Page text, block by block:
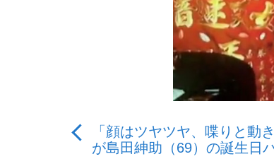
《BTS厳戒トーキョー滞在記》
終戦から81年
観る将棋、読む将棋
「顔はツヤツヤ、喋りと動
が島田紳助（69）の誕生日